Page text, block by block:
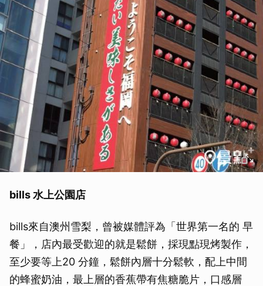
bills 水上公園店
bills來自澳州雪梨，曾被媒體評為「世界第一名的 早
餐」，店內最受歡迎的就是鬆餅，採現點現烤製作，
至少要等上20 分鐘，鬆餅內層十分鬆軟，配上中間
的蜂蜜奶油，最上層的香蕉帶有焦糖脆片，口感層